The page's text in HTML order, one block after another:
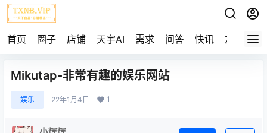
首页 圈子 店铺 天宇AI 需求 问答 快讯 友链
Mikutap-非常有趣的娱乐网站
娱乐 22年1月4日 1